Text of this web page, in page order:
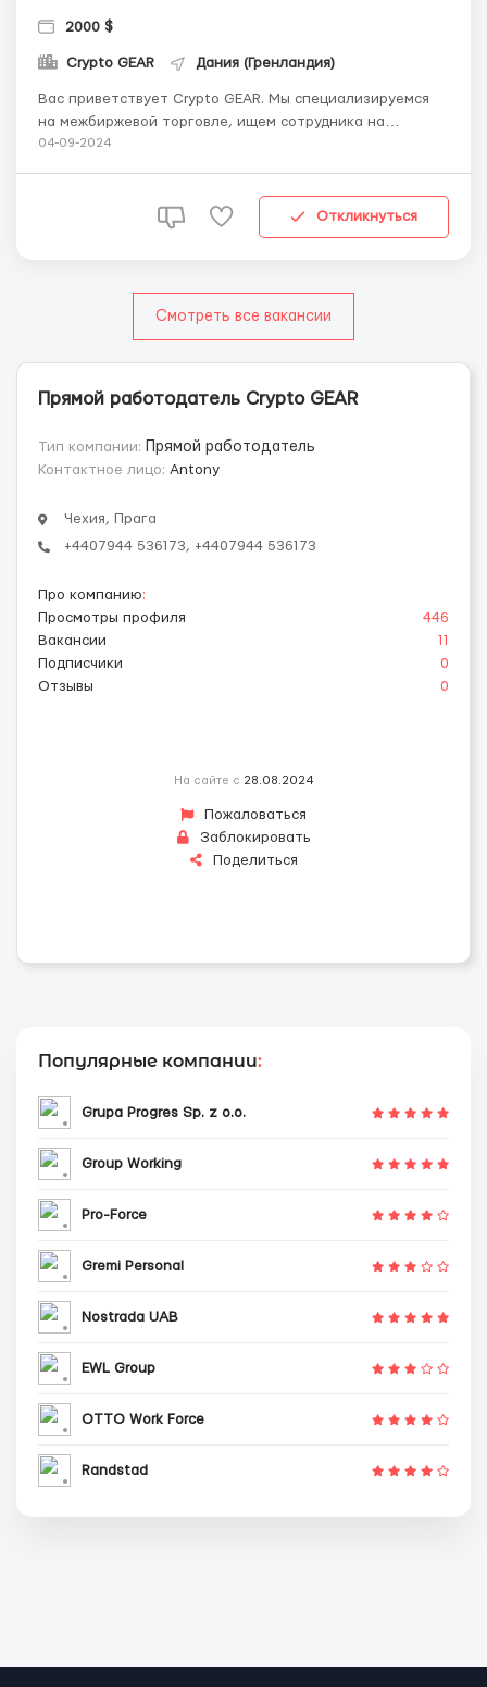
2000 $
Crypto GEAR Дания (Гренландия)
Вас приветствует Crypto GEAR. Мы специализируемся
на межбиржевой торговле, ищем сотрудника на
должность крипто трейдера Для работы с нами вам
сотрудника без опыта. Наличие устройства (Смартфо...
04-09-2024
Откликнуться
Смотреть все вакансии
Прямой работодатель Crypto GEAR
Тип компании:
Прямой работодатель
Контактное лицо: Antony
Чехия, Прага
+4407944 536173, +4407944 536173
Про компанию:
Просмотры профиля
446
Вакансии
11
Подписчики
0
Отзывы
0
На сайте с 28.08.2024
Пожаловаться
Заблокировать
Поделиться
Популярные компании:
Grupa Progres Sp. z o.o.
Group Working
Pro-Force
Gremi Personal
Nostrada UAB
EWL Group
OTTO Work Force
Randstad